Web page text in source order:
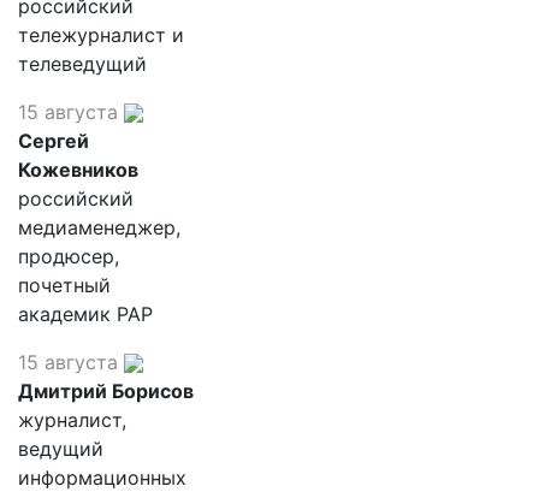
российский
тележурналист и
телеведущий
15 августа
Сергей
Кожевников
российский
медиаменеджер,
продюсер,
почетный
академик РАР
15 августа
Дмитрий Борисов
журналист,
ведущий
информационных